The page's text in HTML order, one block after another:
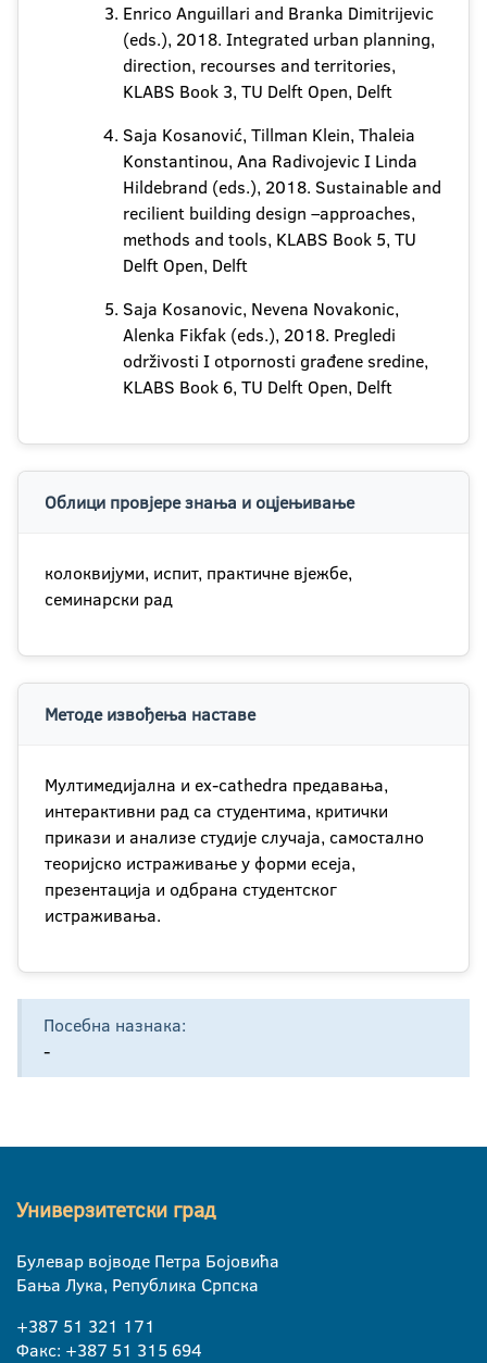
Enrico Anguillari and Branka Dimitrijevic
(eds.), 2018. Integrated urban planning,
direction, recourses and territories,
KLABS Book 3, TU Delft Open, Delft
Saja Kosanović, Tillman Klein, Thaleia
Konstantinou, Ana Radivojevic I Linda
Hildebrand (eds.), 2018. Sustainable and
recilient building design –approaches,
methods and tools, KLABS Book 5, TU
Delft Open, Delft
Saja Kosanovic, Nevena Novakonic,
Alenka Fikfak (eds.), 2018. Pregledi
održivosti I otpornosti građene sredine,
KLABS Book 6, TU Delft Open, Delft
Облици провјере знања и оцјењивање
колоквијуми, испит, практичне вјежбе,
семинарски рад
Методе извођења наставе
Мултимедијална и ex-cathedra предавања,
интерактивни рад са студентима, критички
прикази и анализе студије случаја, самостално
теоријско истраживање у форми есеја,
презентација и одбрана студентског
истраживања.
Посебна назнака:
-
Универзитетски град
Булевар војводе Петра Бојовића
Бања Лука, Република Српска
+387 51 321 171
Факс: +387 51 315 694